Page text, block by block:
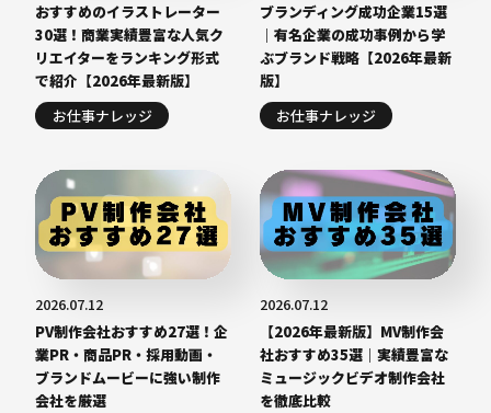
おすすめのイラストレーター
30選！商業実績豊富な人気ク
リエイターをランキング形式
で紹介【2026年最新版】
お仕事ナレッジ
ブランディング成功企業15選
｜有名企業の成功事例から学
ぶブランド戦略【2026年最新
版】
お仕事ナレッジ
2026.07.12
PV制作会社おすすめ27選！企
業PR・商品PR・採用動画・
ブランドムービーに強い制作
会社を厳選
2026.07.12
【2026年最新版】MV制作会
社おすすめ35選｜実績豊富な
ミュージックビデオ制作会社
を徹底比較